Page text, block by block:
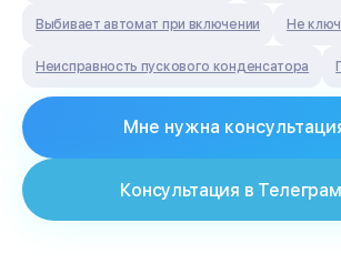
Выбивает автомат при включении Не
Неисправность пускового конденсатора
Мне нужна
Консультация в Телеграм